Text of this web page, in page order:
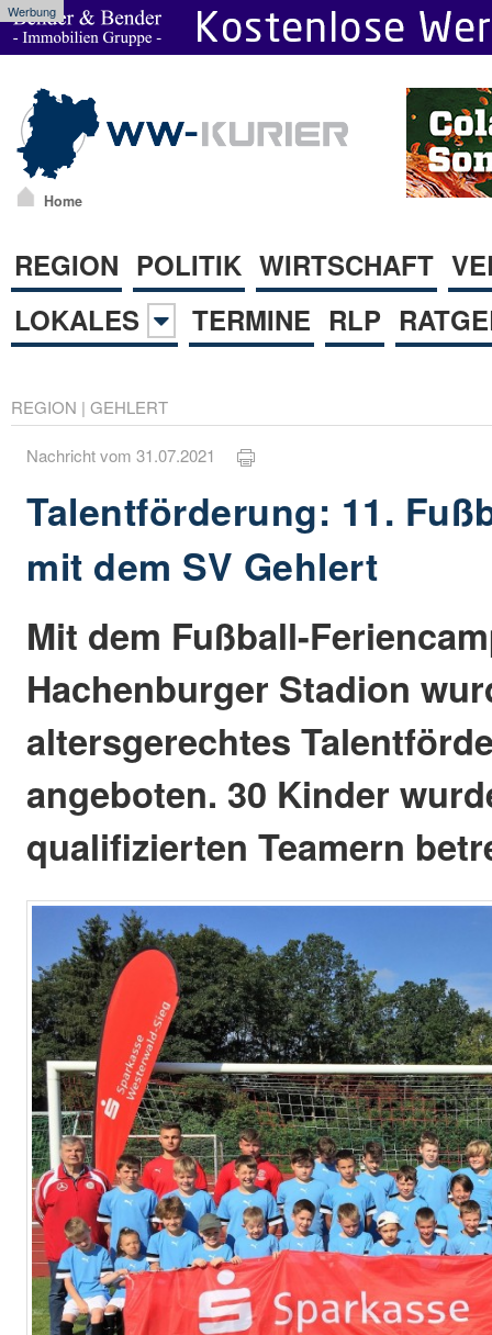
Werbung
Home
REGION POLITIK WIRTSCHAFT
LOKALES
TERMINE RLP
REGION | GEHLERT
Nachricht vom 31.07.2021
Talentförderung: 11.
mit dem SV Gehlert
Mit dem Fußball-
Hachenburger Stadion
altersgerechtes
angeboten. 30 Kinder
qualifizierten Teamern